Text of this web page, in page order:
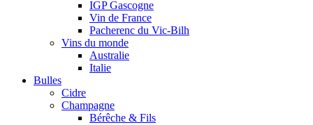
IGP Gascogne
Vin de France
Pacherenc du Vic-Bilh
Vins du monde
Australie
Italie
Bulles
Cidre
Champagne
Bérêche & Fils